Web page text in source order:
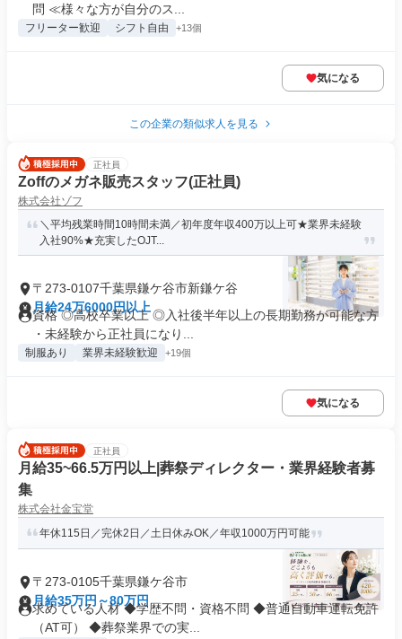
問 ≪様々な⽅が⾃分のス...
フリーター歓迎 シフト自由 +13個
気になる
この企業の類似求人を見る
正社員
Zoffのメガネ販売スタッフ(正社員)
株式会社ゾフ
＼平均残業時間10時間未満／初年度年収400万以上可★業界未経験
入社90%★充実したOJT...
〒273-0107千葉県鎌ケ谷市新鎌ケ谷
月給24万6000円以上
資格 ◎高校卒業以上 ◎入社後半年以上の長期勤務が可能な方
・未経験から正社員になり...
制服あり 業界未経験歓迎 +19個
気になる
正社員
月給35~66.5万円以上|葬祭ディレクター・業界経験者募
集
株式会社金宝堂
年休115日／完休2日／土日休みOK／年収1000万円可能
〒273-0105千葉県鎌ケ谷市
月給35万円～80万円
求めている人材 ◆学歴不問・資格不問 ◆普通自動車運転免許
（AT可） ◆葬祭業界での実...